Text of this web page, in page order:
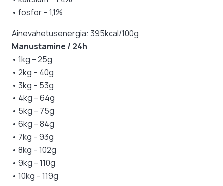
• fosfor – 1,1%
Ainevahetusenergia: 395kcal/100g
Manustamine / 24h
• 1kg – 25g
• 2kg – 40g
• 3kg – 53g
• 4kg – 64g
• 5kg – 75g
• 6kg – 84g
• 7kg – 93g
• 8kg – 102g
• 9kg – 110g
• 10kg – 119g